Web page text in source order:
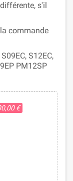
s'il
commande
S12EC,
PM12SP
€